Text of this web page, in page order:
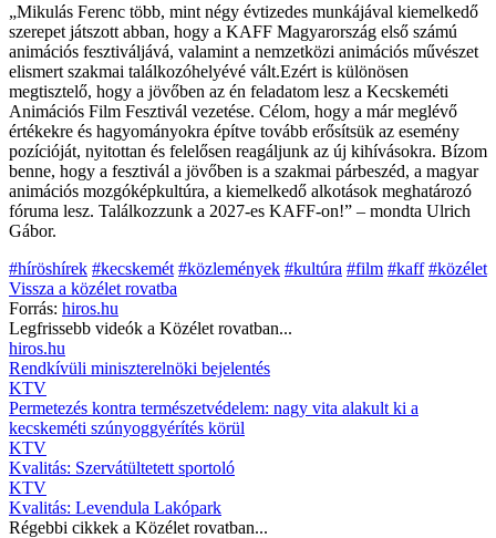
„Mikulás Ferenc több, mint négy évtizedes munkájával kiemelkedő
szerepet játszott abban, hogy a KAFF Magyarország első számú
animációs fesztiváljává, valamint a nemzetközi animációs művészet
elismert szakmai találkozóhelyévé vált.Ezért is különösen
megtisztelő, hogy a jövőben az én feladatom lesz a Kecskeméti
Animációs Film Fesztivál vezetése. Célom, hogy a már meglévő
értékekre és hagyományokra építve tovább erősítsük az esemény
pozícióját, nyitottan és felelősen reagáljunk az új kihívásokra. Bízom
benne, hogy a fesztivál a jövőben is a szakmai párbeszéd, a magyar
animációs mozgóképkultúra, a kiemelkedő alkotások meghatározó
fóruma lesz. Találkozzunk a 2027-es KAFF-on!” – mondta Ulrich
Gábor.
#híröshírek #kecskemét #közlemények #kultúra #film #kaff #közélet
Vissza a közélet rovatba
Forrás: hiros.hu
Legfrissebb videók a Közélet rovatban...
hiros.hu
Rendkívüli miniszterelnöki bejelentés
KTV
Permetezés kontra természetvédelem: nagy vita alakult ki a
kecskeméti szúnyoggyérítés körül
KTV
Kvalitás: Szervátültetett sportoló
KTV
Kvalitás: Levendula Lakópark
Régebbi cikkek a Közélet rovatban...